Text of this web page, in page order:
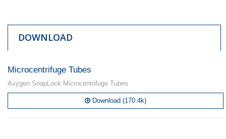
DOWNLOAD
Microcentrifuge Tubes
Axygen SnapLock Microcentrifuge Tubes
Download (170.4k)